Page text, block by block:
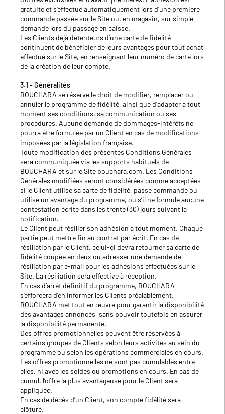
gratuite et s’effectue automatiquement lors d’une première
commande passée sur le Site ou, en magasin, sur simple
demande lors du passage en caisse.
Les Clients déjà détenteurs d’une carte de fidélité
continuent de bénéficier de leurs avantages pour tout achat
effectué sur le Site, en renseignant leur numéro de carte lors
de la création de leur compte.
3.1 - Généralités
BOUCHARA se réserve le droit de modifier, remplacer ou
annuler le programme de fidélité, ainsi que d’adapter à tout
moment ses conditions, sa communication ou ses
procédures. Aucune demande de dommages‑intérêts ne
pourra être formulée par un Client en cas de modifications
imposées par la législation française.
Toute modification des présentes Conditions Générales
sera communiquée via les supports habituels de
BOUCHARA et sur le Site bouchara.com. Les Conditions
Générales modifiées seront considérées comme acceptées
si le Client utilise sa carte de fidélité, passe commande ou
utilise un avantage du programme, ou s’il ne formule aucune
contestation écrite dans les trente (30) jours suivant la
notification.
Le Client peut résilier son adhésion à tout moment. Chaque
partie peut mettre fin au contrat par écrit. En cas de
résiliation par le Client, celui‑ci devra retourner sa carte de
fidélité coupée en deux ou adresser une demande de
résiliation par e‑mail pour les adhésions effectuées sur le
Site. La résiliation sera effective à réception.
En cas d’arrêt définitif du programme, BOUCHARA
s’efforcera d’en informer les Clients préalablement.
BOUCHARA met tout en œuvre pour garantir la disponibilité
des avantages annoncés, sans pouvoir toutefois en assurer
la disponibilité permanente.
Des offres promotionnelles peuvent être réservées à
certains groupes de Clients selon leurs activités au sein du
programme ou selon les opérations commerciales en cours.
Les offres promotionnelles ne sont pas cumulables entre
elles, ni avec les soldes ou promotions en cours. En cas de
cumul, l’offre la plus avantageuse pour le Client sera
appliquée.
En cas de décès d’un Client, son compte fidélité sera
clôturé.